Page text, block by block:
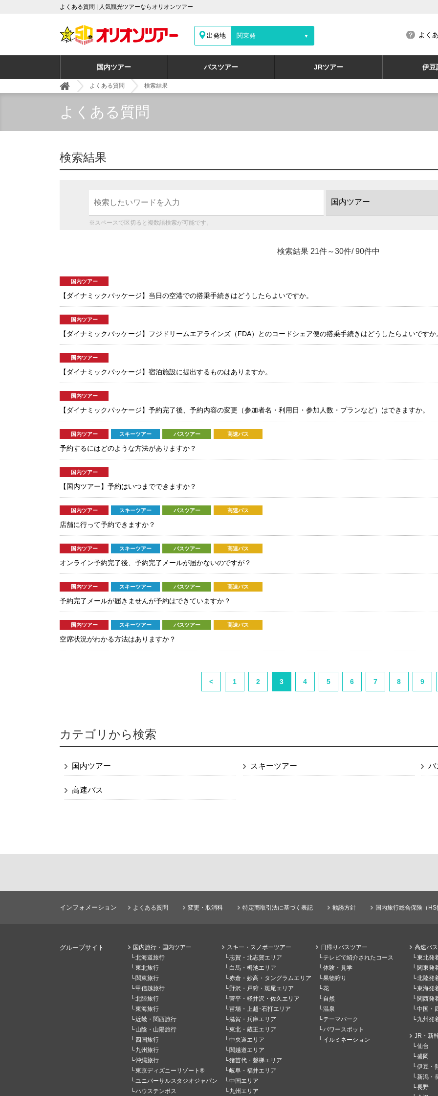
よくある質問 | 人気観光ツアーならオリオンツアー
出発地 関東発 ▼ よく
国内ツアー バスツアー JRツアー 伊豆
よくある質問 検索結果
よくある質問
検索結果
※スペースで区切ると複数語検索が可能です。
検索結果 21件～30件/ 90件中
国内ツアー
【ダイナミックパッケージ】当日の空港での搭乗手続きはどうしたらよいですか。
国内ツアー
【ダイナミックパッケージ】フジドリームエアラインズ（FDA）とのコードシェア便の搭乗手続きはどうしたらよいですか
国内ツアー
【ダイナミックパッケージ】宿泊施設に提出するものはありますか。
国内ツアー
【ダイナミックパッケージ】予約完了後、予約内容の変更（参加者名・利用日・参加人数・プランなど）はできますか。
国内ツアー スキーツアー バスツアー 高速バス
予約するにはどのような方法がありますか？
国内ツアー
【国内ツアー】予約はいつまでできますか？
国内ツアー スキーツアー バスツアー 高速バス
店舗に行って予約できますか？
国内ツアー スキーツアー バスツアー 高速バス
オンライン予約完了後、予約完了メールが届かないのですが？
国内ツアー スキーツアー バスツアー 高速バス
予約完了メールが届きませんが予約はできていますか？
国内ツアー スキーツアー バスツアー 高速バス
空席状況がわかる方法はありますか？
< 1 2 3 4 5 6 7 8 9
カテゴリから検索
国内ツアー スキーツアー バ
高速バス
インフォメーション よくある質問 変更・取消料 特定商取引法に基づく表記 勧誘方針 国内旅行総合保険（
グループサイト
国内旅行・国内ツアー
北海道旅行
東北旅行
関東旅行
甲信越旅行
北陸旅行
東海旅行
近畿・関西旅行
山陰・山陽旅行
四国旅行
九州旅行
沖縄旅行
東京ディズニーリゾート®
ユニバーサルスタジオジャパン
ハウステンボス
スキー・スノボーツアー
志賀・北志賀エリア
白馬・栂池エリア
赤倉・妙高・タングラムエリア
野沢・戸狩・斑尾エリア
菅平・軽井沢・佐久エリア
苗場・上越･石打エリア
滋賀・兵庫エリア
東北・蔵王エリア
中央道エリア
関越道エリア
猪苗代・磐梯エリア
岐阜・福井エリア
中国エリア
九州エリア
日帰りバスツアー
テレビで紹介されたコース
体験・見学
果物狩り
花
自然
温泉
テーマパーク
パワースポット
イルミネーション
高速バ
東北発
関東発
北陸発
東海発
関西発
中国・
九州発
JR・新
仙台
盛岡
伊豆・
新潟・
長野